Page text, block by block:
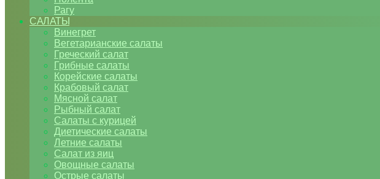
Рагу
САЛАТЫ
Винегрет
Вегетарианские салаты
Греческий салат
Грибные салаты
Корейские салаты
Крабовый салат
Мясной салат
Рыбный салат
Салаты с курицей
Диетические салаты
Летние салаты
Салат из яиц
Овощные салаты
Острые салаты